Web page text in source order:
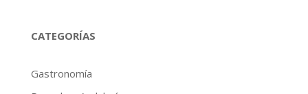
CATEGORÍAS
Gastronomía